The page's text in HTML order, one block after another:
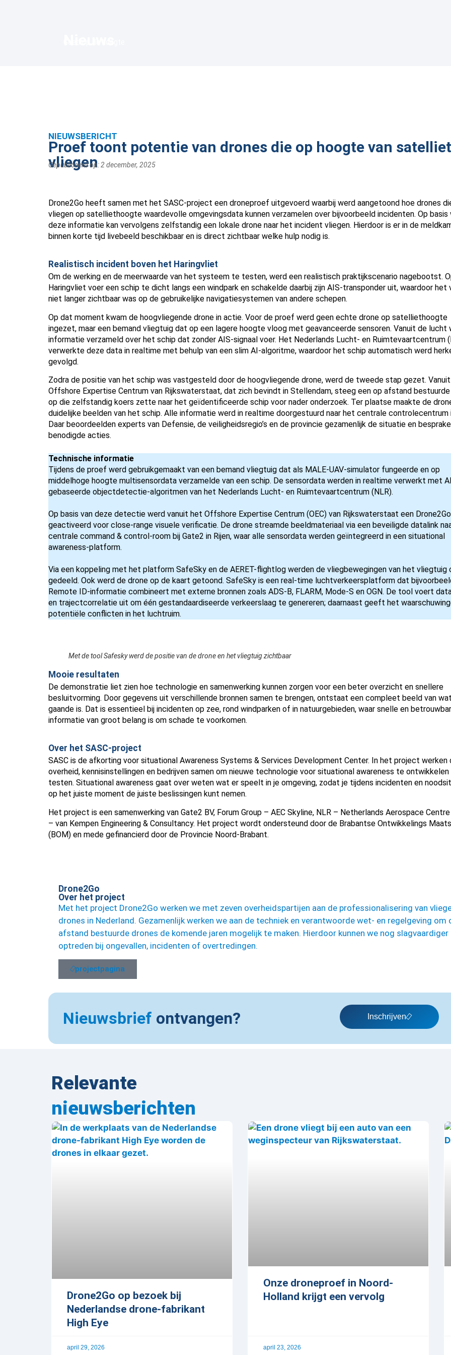
NIEUWSBERICHT
Proef toont potentie van drones die op hoogte van
vliegen
Gepubliceerd op:2 december, 2025
Drone2Go heeft samen met het SASC-project een droneproef uitgevoerd waarbij werd aangetoond hoe drones
vliegen op satelliethoogte waardevolle omgevingsdata kunnen verzamelen over bijvoorbeeld incidenten. Op basis
deze informatie kan vervolgens zelfstandig een lokale drone naar het incident vliegen. Hierdoor is er in de
binnen korte tijd livebeeld beschikbaar en is direct zichtbaar welke hulp nodig is.
Realistisch incident boven het Haringvliet
Om de werking en de meerwaarde van het systeem te testen, werd een realistisch praktijkscenario nagebootst.
Haringvliet voer een schip te dicht langs een windpark en schakelde daarbij zijn AIS-transponder uit, waardoor het
niet langer zichtbaar was op de gebruikelijke navigatiesystemen van andere schepen.
Op dat moment kwam de hoogvliegende drone in actie. Voor de proef werd geen echte drone op satelliethoogte
ingezet, maar een bemand vliegtuig dat op een lagere hoogte vloog met geavanceerde sensoren. Vanuit de lucht
informatie verzameld over het schip dat zonder AIS-signaal voer. Het Nederlands Lucht- en Ruimtevaartcentrum
verwerkte deze data in realtime met behulp van een slim AI-algoritme, waardoor het schip automatisch werd
gevolgd.
Zodra de positie van het schip was vastgesteld door de hoogvliegende drone, werd de tweede stap gezet.
Offshore Expertise Centrum van Rijkswaterstaat, dat zich bevindt in Stellendam, steeg een op afstand
op die zelfstandig koers zette naar het geïdentificeerde schip voor nader onderzoek. Ter plaatse maakte de
duidelijke beelden van het schip. Alle informatie werd in realtime doorgestuurd naar het centrale controlecentrum
Daar beoordeelden experts van Defensie, de veiligheidsregio’s en de provincie gezamenlijk de situatie en
benodigde acties.
Technische informatie
Tijdens de proef werd gebruikgemaakt van een bemand vliegtuig dat als MALE-UAV-simulator fungeerde en op
middelhoge hoogte multisensordata verzamelde van een schip. De sensordata werden in realtime verwerkt met
gebaseerde objectdetectie-algoritmen van het Nederlands Lucht- en Ruimtevaartcentrum (NLR).
Op basis van deze detectie werd vanuit het Offshore Expertise Centrum (OEC) van Rijkswaterstaat een
geactiveerd voor close-range visuele verificatie. De drone streamde beeldmateriaal via een beveiligde datalink
centrale command & control-room bij Gate2 in Rijen, waar alle sensordata werden geïntegreerd in een situational
awareness-platform.
Via een koppeling met het platform SafeSky en de AERET-flightlog werden de vliegbewegingen van het vliegtuig
gedeeld. Ook werd de drone op de kaart getoond. SafeSky is een real-time luchtverkeersplatform dat
Remote ID-informatie combineert met externe bronnen zoals ADS-B, FLARM, Mode-S en OGN. De tool voert
en trajectcorrelatie uit om één gestandaardiseerde verkeerslaag te genereren; daarnaast geeft het
potentiële conflicten in het luchtruim.
Met de tool Safesky werd de positie van de drone en het vliegtuig zichtbaar
Mooie resultaten
De demonstratie liet zien hoe technologie en samenwerking kunnen zorgen voor een beter overzicht en snellere
besluitvorming. Door gegevens uit verschillende bronnen samen te brengen, ontstaat een compleet beeld van
gaande is. Dat is essentieel bij incidenten op zee, rond windparken of in natuurgebieden, waar snelle en
informatie van groot belang is om schade te voorkomen.
Over het SASC-project
SASC is de afkorting voor situational Awareness Systems & Services Development Center. In het project werken
overheid, kennisinstellingen en bedrijven samen om nieuwe technologie voor situational awareness te
testen. Situational awareness gaat over weten wat er speelt in je omgeving, zodat je tijdens incidenten en
op het juiste moment de juiste beslissingen kunt nemen.
Het project is een samenwerking van Gate2 BV, Forum Group – AEC Skyline, NLR – Netherlands Aerospace Centre
– van Kempen Engineering & Consultancy. Het project wordt ondersteund door de Brabantse Ontwikkelings
(BOM) en mede gefinancierd door de Provincie Noord-Brabant.
Drone2Go
Over het project
Met het project Drone2Go werken we met zeven overheidspartijen aan de professionalisering van
drones in Nederland. Gezamenlijk werken we aan de techniek en verantwoorde wet- en regelgeving om
afstand bestuurde drones de komende jaren mogelijk te maken. Hierdoor kunnen we nog slagvaardiger
optreden bij ongevallen, incidenten of overtredingen.
projectpagina
Nieuwsbrief ontvangen? Inschrijven
Relevante
nieuwsberichten
Drone2Go op bezoek bij
Nederlandse drone-fabrikant
High Eye
april 29, 2026
Onze droneproef in Noord-
Holland krijgt een vervolg
april 23, 2026